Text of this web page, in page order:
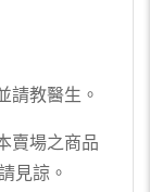
請教醫生。
賣場之商品
見諒。